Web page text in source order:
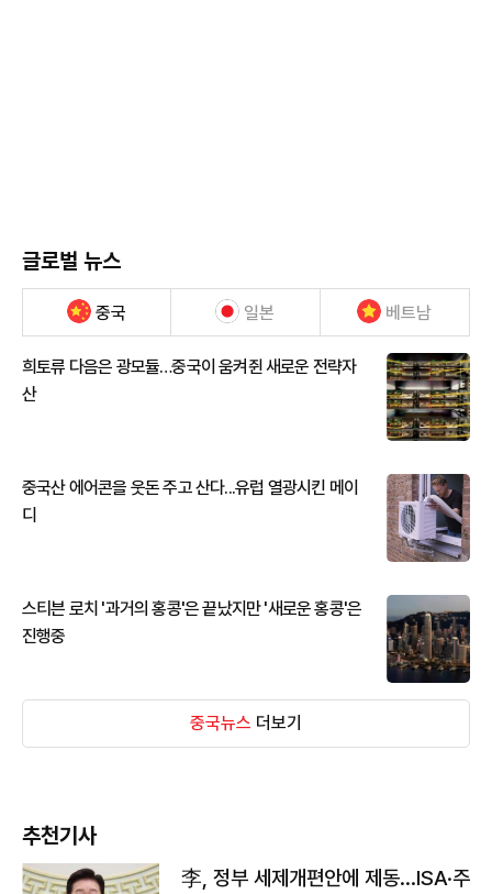
글로벌 뉴스
중국 일본 베트남
희토류 다음은 광모듈…중국이 움켜쥔 새로운 전략자
산
중국산 에어콘을 웃돈 주고 산다...유럽 열광시킨 메이
디
스티븐 로치 '과거의 홍콩'은 끝났지만 '새로운 홍콩'은
진행중
중국뉴스 더보기
추천기사
李, 정부 세제개편안에 제동…ISA·주